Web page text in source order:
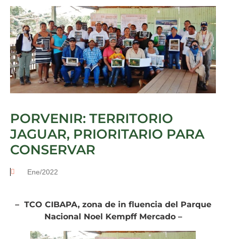
PORVENIR: TERRITORIO
JAGUAR, PRIORITARIO PARA
CONSERVAR
Ene/2022
– TCO CIBAPA, zona de in fluencia del Parque
Nacional Noel Kempff Mercado –